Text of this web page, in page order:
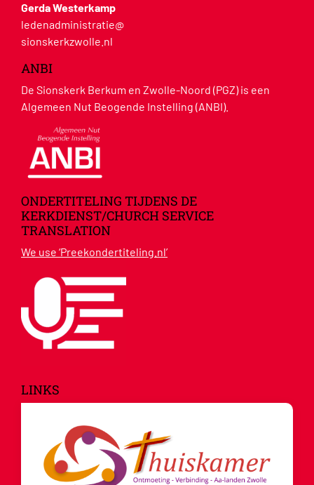
Gerda Westerkamp
ledenadministratie@
sionskerkzwolle.nl
ANBI
De Sionskerk Berkum en Zwolle-Noord (PGZ) is een
Algemeen Nut Beogende Instelling (ANBI).
ONDERTITELING TIJDENS DE
KERKDIENST/CHURCH SERVICE
TRANSLATION
We use ‘Preekondertiteling.nl’
LINKS